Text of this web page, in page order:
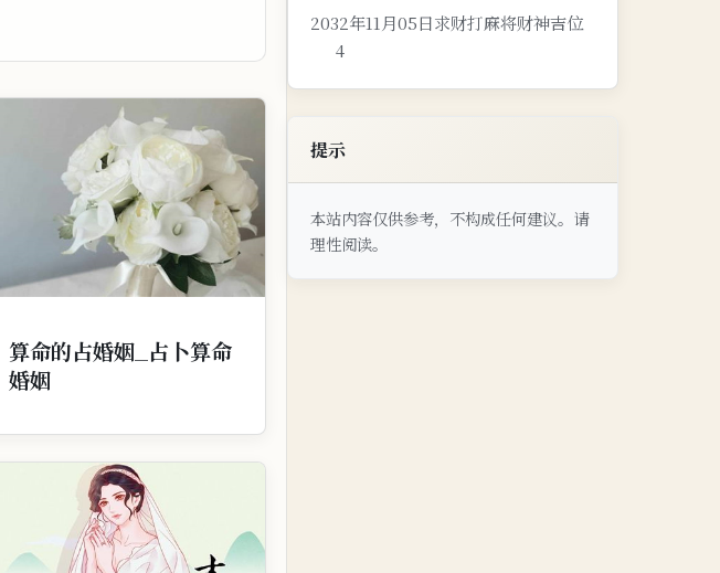
算命的占婚姻_占卜算命
婚姻
2032年11月05日求财打麻将财神吉位
4
提示
本站内容仅供参考，不构成任何建议。请
理性阅读。